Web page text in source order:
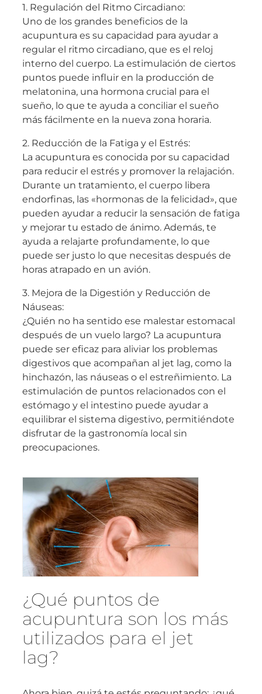
1. Regulación del Ritmo Circadiano:
Uno de los grandes beneficios de la
acupuntura es su capacidad para ayudar a
regular el ritmo circadiano, que es el reloj
interno del cuerpo. La estimulación de ciertos
puntos puede influir en la producción de
melatonina, una hormona crucial para el
sueño, lo que te ayuda a conciliar el sueño
más fácilmente en la nueva zona horaria.
2. Reducción de la Fatiga y el Estrés:
La acupuntura es conocida por su capacidad
para reducir el estrés y promover la relajación.
Durante un tratamiento, el cuerpo libera
endorfinas, las «hormonas de la felicidad», que
pueden ayudar a reducir la sensación de fatiga
y mejorar tu estado de ánimo. Además, te
ayuda a relajarte profundamente, lo que
puede ser justo lo que necesitas después de
horas atrapado en un avión.
3. Mejora de la Digestión y Reducción de
Náuseas:
¿Quién no ha sentido ese malestar estomacal
después de un vuelo largo? La acupuntura
puede ser eficaz para aliviar los problemas
digestivos que acompañan al jet lag, como la
hinchazón, las náuseas o el estreñimiento. La
estimulación de puntos relacionados con el
estómago y el intestino puede ayudar a
equilibrar el sistema digestivo, permitiéndote
disfrutar de la gastronomía local sin
preocupaciones.
¿Qué puntos de
acupuntura son los más
utilizados para el jet
lag?